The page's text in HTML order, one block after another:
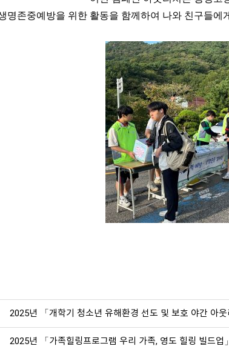
명존중예방을 위한 활동을 함께하여 나와 친구들
2025년 「개학기 청소년 유해환경 선도 및 보호 야간 아웃
2025년 「가족힐링프로그램 우리 가족, 영도 힐링 빌드업